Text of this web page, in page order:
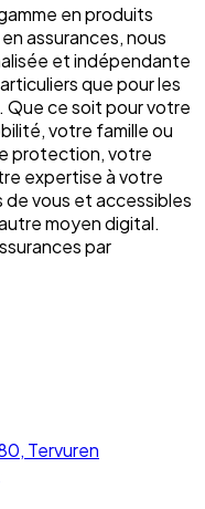
en produits
assurances, nous
et indépendante
que pour les
Que ce soit pour votre
votre famille ou
protection, votre
expertise à votre
vous et accessibles
moyen digital.
par
Tervuren